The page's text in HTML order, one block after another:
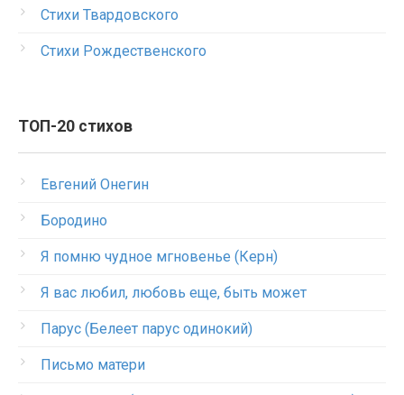
Стихи Твардовского
Стихи Рождественского
ТОП-20 стихов
Евгений Онегин
Бородино
Я помню чудное мгновенье (Керн)
Я вас любил, любовь еще, быть может
Парус (Белеет парус одинокий)
Письмо матери